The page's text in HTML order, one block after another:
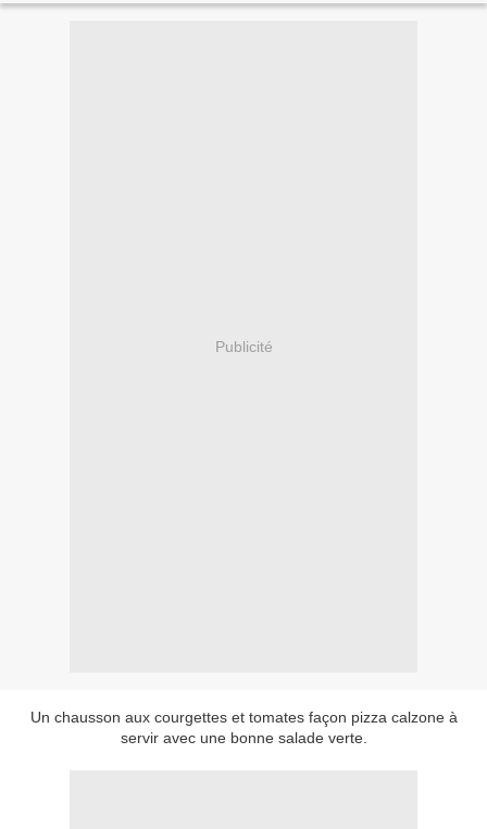
Publicité
Un chausson aux courgettes et tomates façon pizza calzone à
servir avec une bonne salade verte.